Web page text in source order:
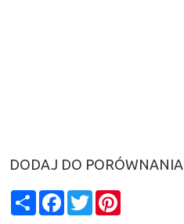
DODAJ DO PORÓWNANIA
ShareFacebook
Twitter